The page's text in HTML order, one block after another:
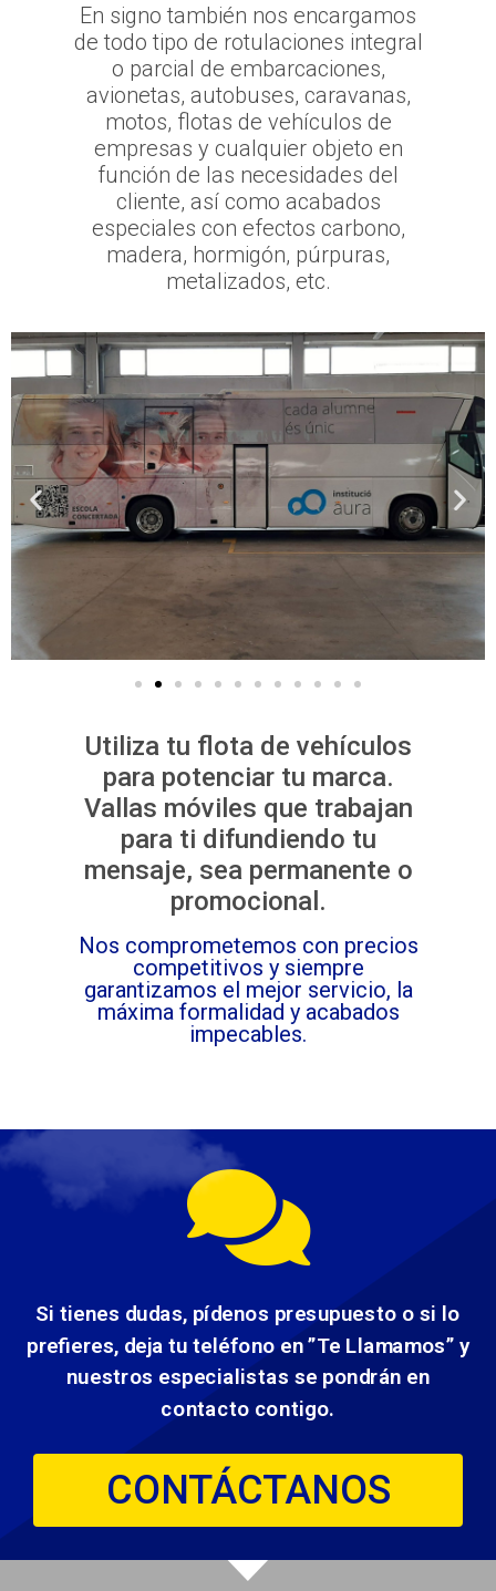
En signo también nos encargamos
de todo tipo de rotulaciones integral
o parcial de embarcaciones,
avionetas, autobuses, caravanas,
motos, flotas de vehículos de
empresas y cualquier objeto en
función de las necesidades del
cliente, así como acabados
especiales con efectos carbono,
madera, hormigón, púrpuras,
metalizados, etc.
Utiliza tu flota de vehículos
para potenciar tu marca.
Vallas móviles que trabajan
para ti difundiendo tu
mensaje, sea permanente o
promocional.
Nos comprometemos con precios
competitivos y siempre
garantizamos el mejor servicio, la
máxima formalidad y acabados
impecables.
Si tienes dudas, pídenos presupuesto o si lo
prefieres, deja tu teléfono en ”Te Llamamos” y
nuestros especialistas se pondrán en
contacto contigo.
CONTÁCTANOS